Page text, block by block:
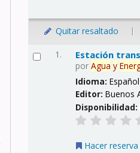
Quitar resaltado |
1. Estación
porAgua y
Idioma:Español
Editor:Buenos
Disponibilidad:
Hacer reserva